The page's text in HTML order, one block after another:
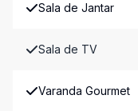
Sala de Jantar
Sala de TV
Varanda Gourmet